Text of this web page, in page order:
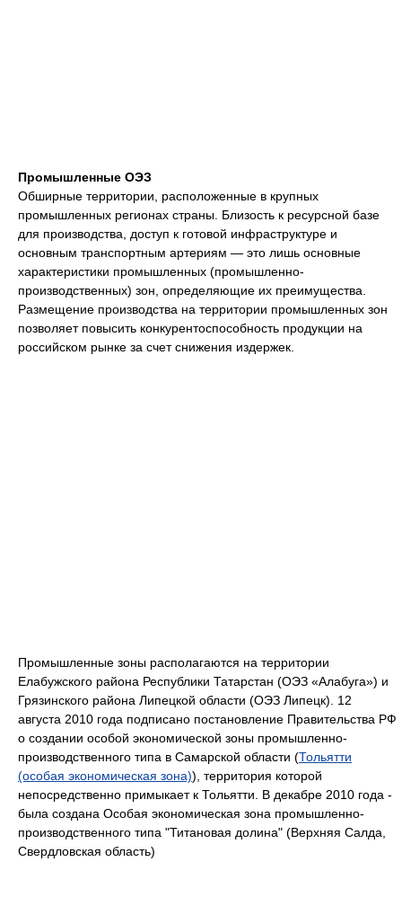
Промышленные ОЭЗ
Обширные территории, расположенные в крупных
промышленных регионах страны. Близость к ресурсной базе
для производства, доступ к готовой инфраструктуре и
основным транспортным артериям — это лишь основные
характеристики промышленных (промышленно-
производственных) зон, определяющие их преимущества.
Размещение производства на территории промышленных зон
позволяет повысить конкурентоспособность продукции на
российском рынке за счет снижения издержек.
Промышленные зоны располагаются на территории
Елабужского района Республики Татарстан (ОЭЗ «Алабуга») и
Грязинского района Липецкой области (ОЭЗ Липецк). 12
августа 2010 года подписано постановление Правительства РФ
о создании особой экономической зоны промышленно-
производственного типа в Самарской области (Тольятти
(особая экономическая зона)), территория которой
непосредственно примыкает к Тольятти. В декабре 2010 года -
была создана Особая экономическая зона промышленно-
производственного типа "Титановая долина" (Верхняя Салда,
Свердловская область)